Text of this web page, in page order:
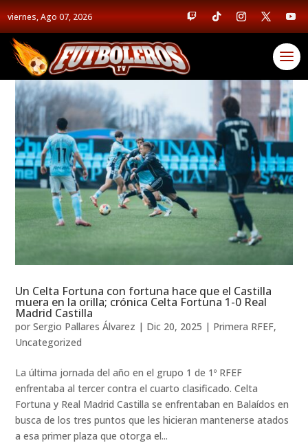
viernes, Ago 07, 2026
Un Celta Fortuna con fortuna hace que el Castilla
muera en la orilla; crónica Celta Fortuna 1-0 Real
Madrid Castilla
porSergio Pallares Álvarez | Dic 20, 2025 | Primera RFEF,
Uncategorized
La última jornada del año en el grupo 1 de 1º RFEF
enfrentaba al tercer contra el cuarto clasificado. Celta
Fortuna y Real Madrid Castilla se enfrentaban en Balaídos en
busca de los tres puntos que les hicieran mantenerse atados
a esa primer plaza que otorga el...